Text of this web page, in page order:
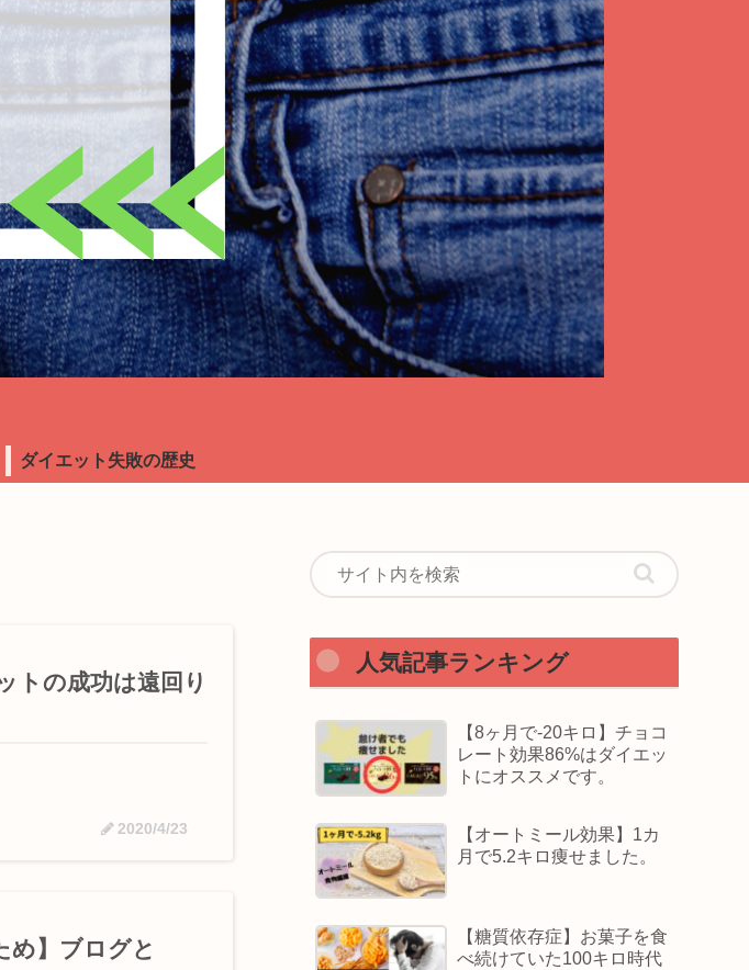
ダイエット失敗の歴史
トの成功は遠回り
2020/4/23
め】ブログと
人気記事ランキング
【8ヶ月で-20キロ】チョコ
レート効果86%はダイエッ
トにオススメです。
【オートミール効果】1カ
月で5.2キロ痩せました。
【糖質依存症】お菓子を食
べ続けていた100キロ時代